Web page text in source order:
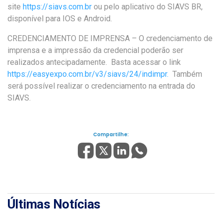
site https://siavs.com.br ou pelo aplicativo do SIAVS BR,
disponível para IOS e Android.
CREDENCIAMENTO DE IMPRENSA – O credenciamento de
imprensa e a impressão da credencial poderão ser
realizados antecipadamente. Basta acessar o link
https://easyexpo.com.br/v3/siavs/24/indimpr. Também
será possível realizar o credenciamento na entrada do
SIAVS.
Compartilhe:
Últimas Notícias